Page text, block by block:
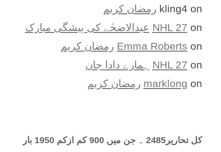
kling4 on
رمضان کریم
NHL 27 on
عیدالاضحٰے کی پیشگی مبارک
Emma Roberts on
رمضان کریم
NHL 27 on
ہمارے دادا جان
marklong on رمضان کریم
کل تحارير2485 ۔ جن میں 900 کم ازکم 1950 بار